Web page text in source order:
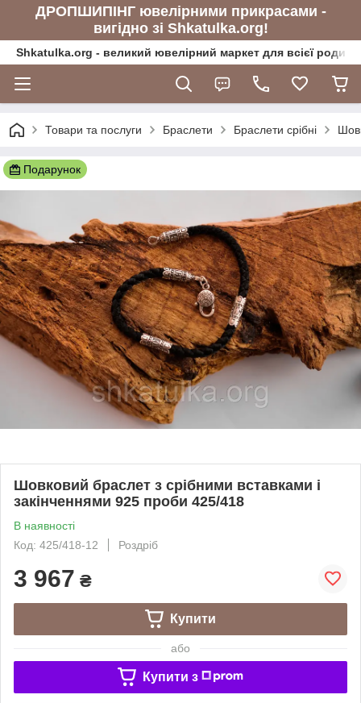
ДРОПШИПІНГ ювелірними прикрасами -
вигідно зі Shkatulka.org!
Shkatulka.org - великий ювелірний маркет для всієї
Товари та послуги Браслети Браслети срібні
Подарунок
Шовковий браслет з срібними вставками і
закінченнями 925 проби 425/418
В наявності
Код: 425/418-12
Роздріб
3 967 ₴
Купити
або
Купити з